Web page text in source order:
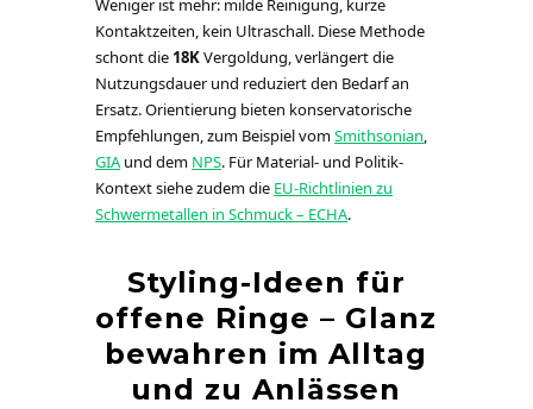
Weniger ist mehr: milde Reinigung, kurze
Kontaktzeiten, kein Ultraschall. Diese Methode
schont die 18KVergoldung, verlängert die
Nutzungsdauer und reduziert den Bedarf an
Ersatz. Orientierung bieten konservatorische
Empfehlungen, zum Beispiel vomSmithsonian,
GIAund dem NPS. Für Material- und Politik-
Kontext siehe zudem die EU-Richtlinien zu
Schwermetallen in Schmuck – ECHA.
Styling-Ideen für
offene Ringe – Glanz
bewahren im Alltag
und zu Anlässen